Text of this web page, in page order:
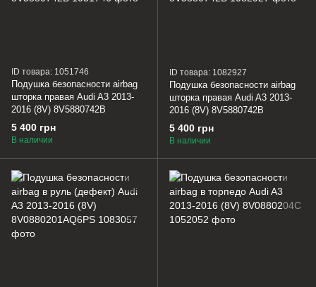
ID товара: 1051746
Подушка безопасности airbag
шторка правая Audi A3 2013-
2016 (8V) 8V5880742B
5 400 грн
В наличии
ID товара: 1082927
Подушка безопасности airbag
шторка правая Audi A3 2013-
2016 (8V) 8V5880742B
5 400 грн
В наличии